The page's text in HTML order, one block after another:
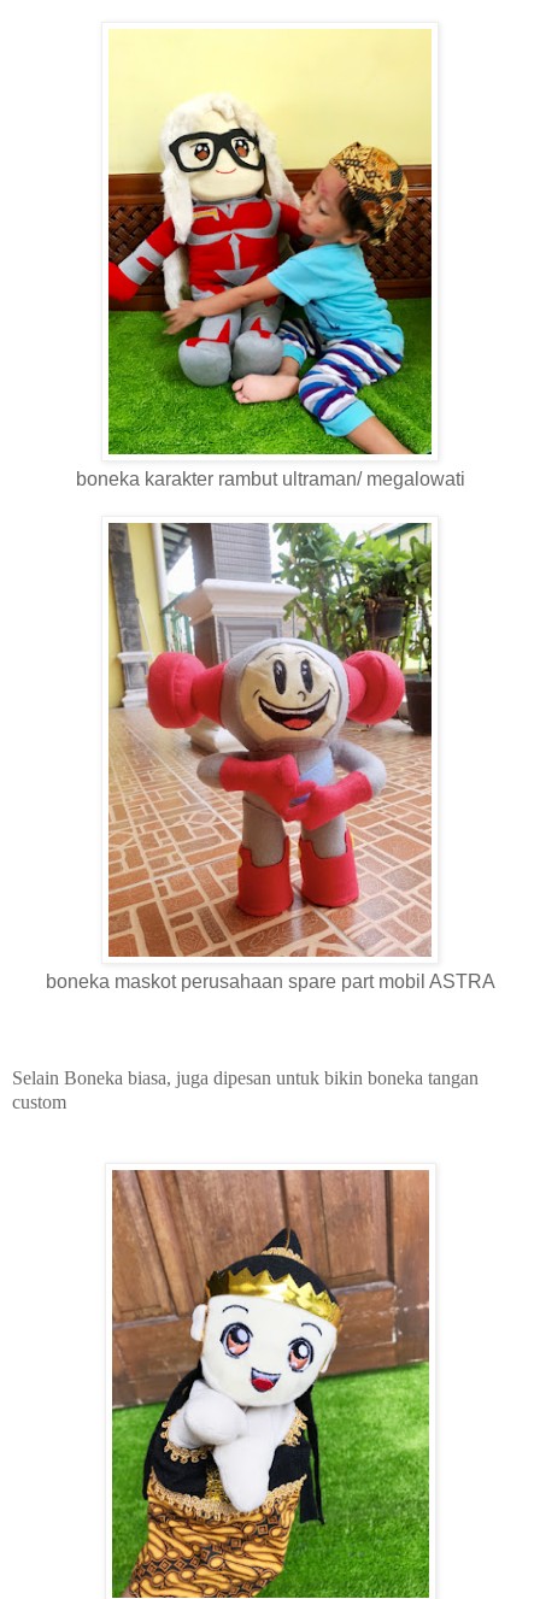
boneka karakter rambut ultraman/ megalowati
boneka maskot perusahaan spare part mobil ASTRA
Selain Boneka biasa, juga dipesan untuk bikin boneka tangan
custom